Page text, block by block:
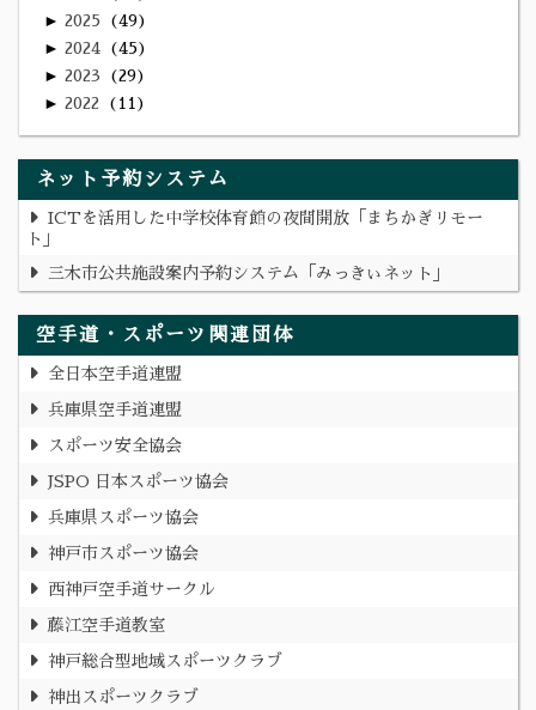
► 2025 49
► 2024 45
► 2023 29
► 2022 11
ネット予約システム
ICTを活用した中学校体育館の夜間開放「まちかぎリモー
ト」
三木市公共施設案内予約システム「みっきぃネット」
空手道・スポーツ関連団体
全日本空手道連盟
兵庫県空手道連盟
スポーツ安全協会
JSPO 日本スポーツ協会
兵庫県スポーツ協会
神戸市スポーツ協会
西神戸空手道サークル
藤江空手道教室
神戸総合型地域スポーツクラブ
神出スポーツクラブ